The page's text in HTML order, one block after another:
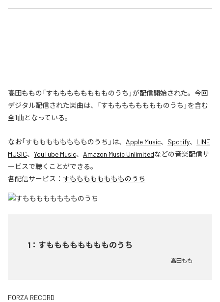
高田ももの「すもももももももものうち」が配信開始された。今回
デジタル配信された楽曲は、「すもももももももものうち」を含む
全1曲となっている。
なお「すもももももももものうち 」は、 Apple Music、 Spotify、 LINE
MUSIC、 YouTube Music、 Amazon Music Unlimitedなどの音楽配信サ
ービスで聴くことができる。
各配信サービス： すもももももももものうち
1 ： すもももももももものうち
高田もも
FORZA RECORD